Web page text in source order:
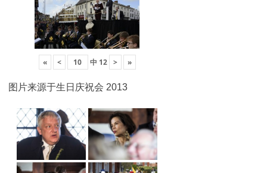
« < 中 12 > »
图片来源于生日庆祝会 2013